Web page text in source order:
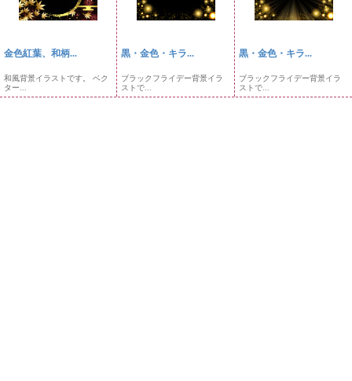
金色紅葉、和柄...
和風背景イラストです。 ベク
ター...
黒・金色・キラ...
ブラックフライデー背景イラ
ストで...
黒・金色・キラ...
ブラックフライデー背景イラ
ストで...